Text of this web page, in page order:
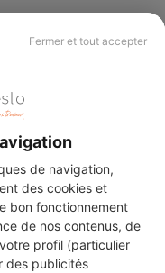
Fermer et tout accepter
de navigation,
des cookies et
bon fonctionnement
de nos contenus, de
profil (particulier
des publicités
DE
?
savez quel professionnel
de notre réseau de 5 000
France.